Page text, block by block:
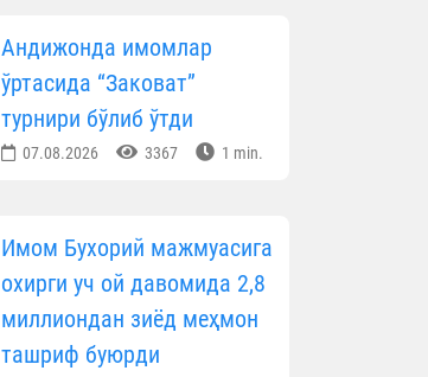
Андижонда имомлар
ўртасида “Заковат”
турнири бўлиб ўтди
07.08.2026 3367 1 min.
Имом Бухорий мажмуасига
охирги уч ой давомида 2,8
миллиондан зиёд меҳмон
ташриф буюрди